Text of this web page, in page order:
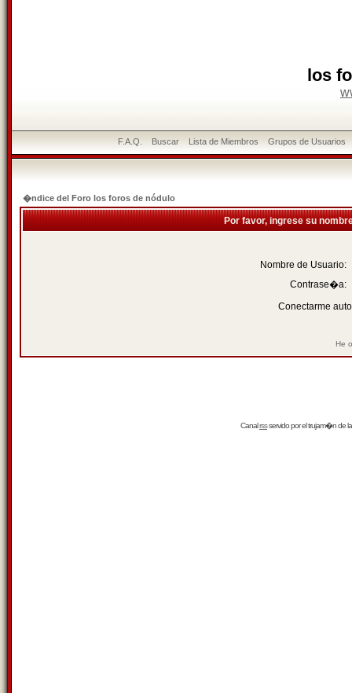
los
F.A.Q. Buscar Lista de Miembros Grupos de Usuarios
�ndice del Foro los foros de nódulo
Por favor, ingrese su
Nombre de Usuario:
Contrase�a:
Conectarme
He
Canalrssservido por eltrujam�nde